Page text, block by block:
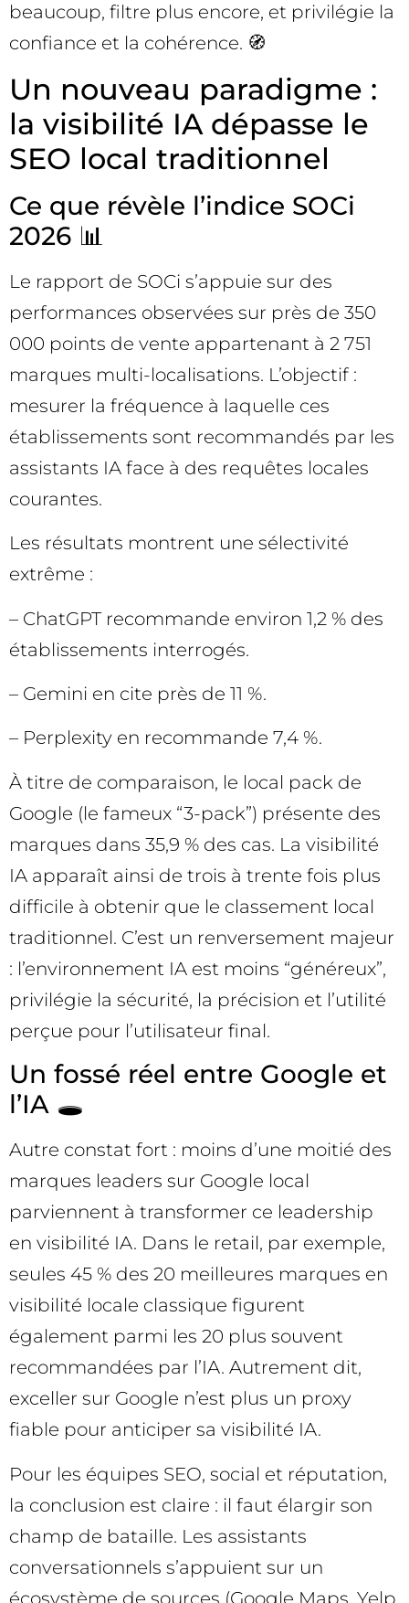
beaucoup, filtre plus encore, et privilégie la
confiance et la cohérence. 🧭
Un nouveau paradigme :
la visibilité IA dépasse le
SEO local traditionnel
Ce que révèle l’indice SOCi
2026 📊
Le rapport de SOCi s’appuie sur des
performances observées sur près de 350
000 points de vente appartenant à 2 751
marques multi-localisations. L’objectif :
mesurer la fréquence à laquelle ces
établissements sont recommandés par les
assistants IA face à des requêtes locales
courantes.
Les résultats montrent une sélectivité
extrême :
– ChatGPT recommande environ 1,2 % des
établissements interrogés.
– Gemini en cite près de 11 %.
– Perplexity en recommande 7,4 %.
À titre de comparaison, le local pack de
Google (le fameux “3-pack”) présente des
marques dans 35,9 % des cas. La visibilité
IA apparaît ainsi de trois à trente fois plus
difficile à obtenir que le classement local
traditionnel. C’est un renversement majeur
: l’environnement IA est moins “généreux”,
privilégie la sécurité, la précision et l’utilité
perçue pour l’utilisateur final.
Un fossé réel entre Google et
l’IA 🕳️
Autre constat fort : moins d’une moitié des
marques leaders sur Google local
parviennent à transformer ce leadership
en visibilité IA. Dans le retail, par exemple,
seules 45 % des 20 meilleures marques en
visibilité locale classique figurent
également parmi les 20 plus souvent
recommandées par l’IA. Autrement dit,
exceller sur Google n’est plus un proxy
fiable pour anticiper sa visibilité IA.
Pour les équipes SEO, social et réputation,
la conclusion est claire : il faut élargir son
champ de bataille. Les assistants
conversationnels s’appuient sur un
écosystème de sources (Google Maps, Yelp,